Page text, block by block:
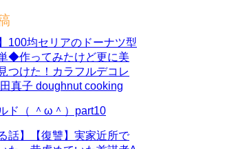
100均セリアのドーナツ型
◆作ってみたけど更に美
つけた！カラフルデコレ
真子 doughnut cooking
ド（ ＾ω＾）part10
話】【復讐】実家近所で